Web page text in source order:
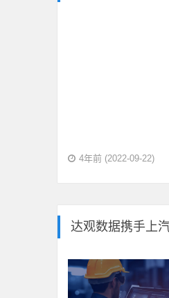
4年前 (2022-09-22)
达观数据携手上